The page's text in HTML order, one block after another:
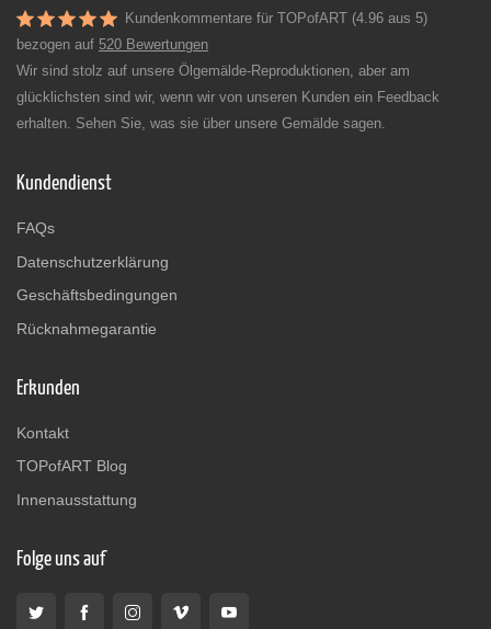
Kundenkommentare für TOPofART (4.96 aus 5)
bezogen auf 520 Bewertungen
Wir sind stolz auf unsere Ölgemälde-Reproduktionen, aber am
glücklichsten sind wir, wenn wir von unseren Kunden ein Feedback
erhalten. Sehen Sie, was sie über unsere Gemälde sagen.
Kundendienst
FAQs
Datenschutzerklärung
Geschäftsbedingungen
Rücknahmegarantie
Erkunden
Kontakt
TOPofART Blog
Innenausstattung
Folge uns auf